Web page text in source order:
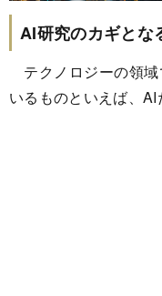
AI研究のカギとな
テクノロジーの領
いるものといえば、AI